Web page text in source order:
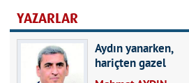
YAZARLAR
Aydın yanarken,
hariçten gazel
okuyarak kalpleri de